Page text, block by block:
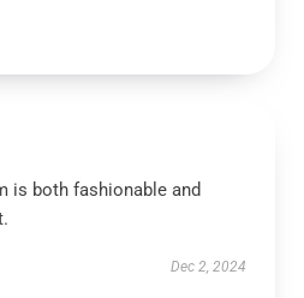
is both fashionable and
Dec 2, 2024